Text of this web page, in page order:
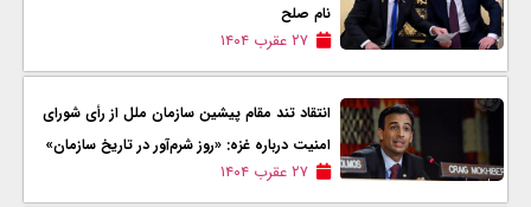
نام صلح
۲۷ عقرب ۱۴۰۴
انتقاد تند مقام پیشین سازمان ملل از رأی شورای
امنیت درباره غزه: «روز شرم‌آور در تاریخ سازمان»
۲۷ عقرب ۱۴۰۴